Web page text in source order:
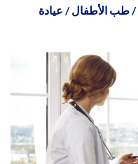
/طب الأطفال / عيادة